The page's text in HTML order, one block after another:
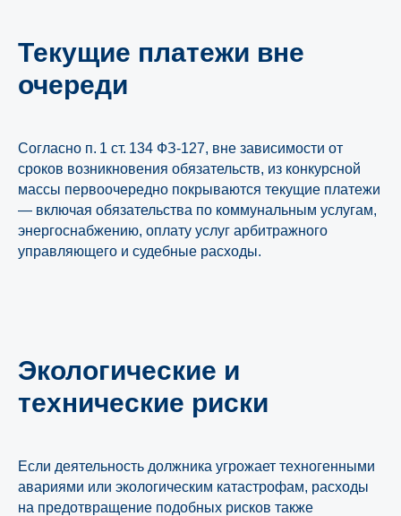
Текущие платежи вне
очереди
Согласно п. 1 ст. 134 ФЗ‑127, вне зависимости от
сроков возникновения обязательств, из конкурсной
массы первоочередно покрываются текущие платежи
— включая обязательства по коммунальным услугам,
энергоснабжению, оплату услуг арбитражного
управляющего и судебные расходы.
Экологические и
технические риски
Если деятельность должника угрожает техногенными
авариями или экологическим катастрофам, расходы
на предотвращение подобных рисков также
Сопровождение банкротства
под ключ от«ЮрТехКонсалт»